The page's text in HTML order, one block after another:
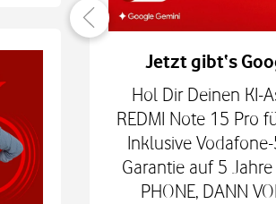
der
M.
9,99
Jetzt gibt‘s
Hol Dir Deinen KI-
REDMI Note 15 Pro
Inklusive
Garantie auf 5
PHONE, DANN